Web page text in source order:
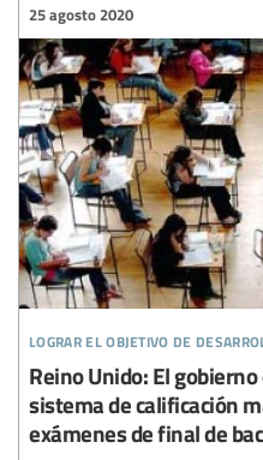
lograr el objetivo de
25 agosto 2020
Reino Unido: El
sistema de calificación
exámenes de final de